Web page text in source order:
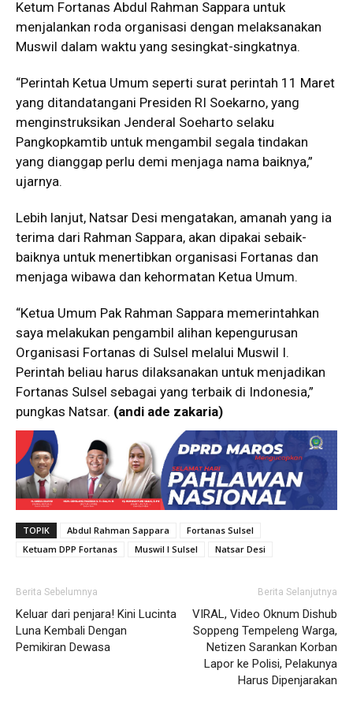
Ketum Fortanas Abdul Rahman Sappara untuk
menjalankan roda organisasi dengan melaksanakan
Muswil dalam waktu yang sesingkat-singkatnya.
“Perintah Ketua Umum seperti surat perintah 11 Maret
yang ditandatangani Presiden RI Soekarno, yang
menginstruksikan Jenderal Soeharto selaku
Pangkopkamtib untuk mengambil segala tindakan
yang dianggap perlu demi menjaga nama baiknya,”
ujarnya.
Lebih lanjut, Natsar Desi mengatakan, amanah yang ia
terima dari Rahman Sappara, akan dipakai sebaik-
baiknya untuk menertibkan organisasi Fortanas dan
menjaga wibawa dan kehormatan Ketua Umum.
“Ketua Umum Pak Rahman Sappara memerintahkan
saya melakukan pengambil alihan kepengurusan
Organisasi Fortanas di Sulsel melalui Muswil I.
Perintah beliau harus dilaksanakan untuk menjadikan
Fortanas Sulsel sebagai yang terbaik di Indonesia,”
pungkas Natsar. (andi ade zakaria)
TOPIK Abdul Rahman Sappara
Fortanas Sulsel
Ketuam DPP Fortanas
Muswil I Sulsel Natsar Desi
Berita Sebelumnya
Keluar dari penjara! Kini Lucinta
Luna Kembali Dengan
Pemikiran Dewasa
Berita Selanjutnya
VIRAL, Video Oknum Dishub
Soppeng Tempeleng Warga,
Netizen Sarankan Korban
Lapor ke Polisi, Pelakunya
Harus Dipenjarakan